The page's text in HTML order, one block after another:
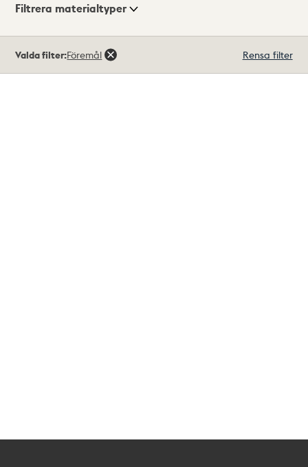
Visningsläge
Filtrera materialtyper
träffar
Valda filter:Föremål Rensa filter